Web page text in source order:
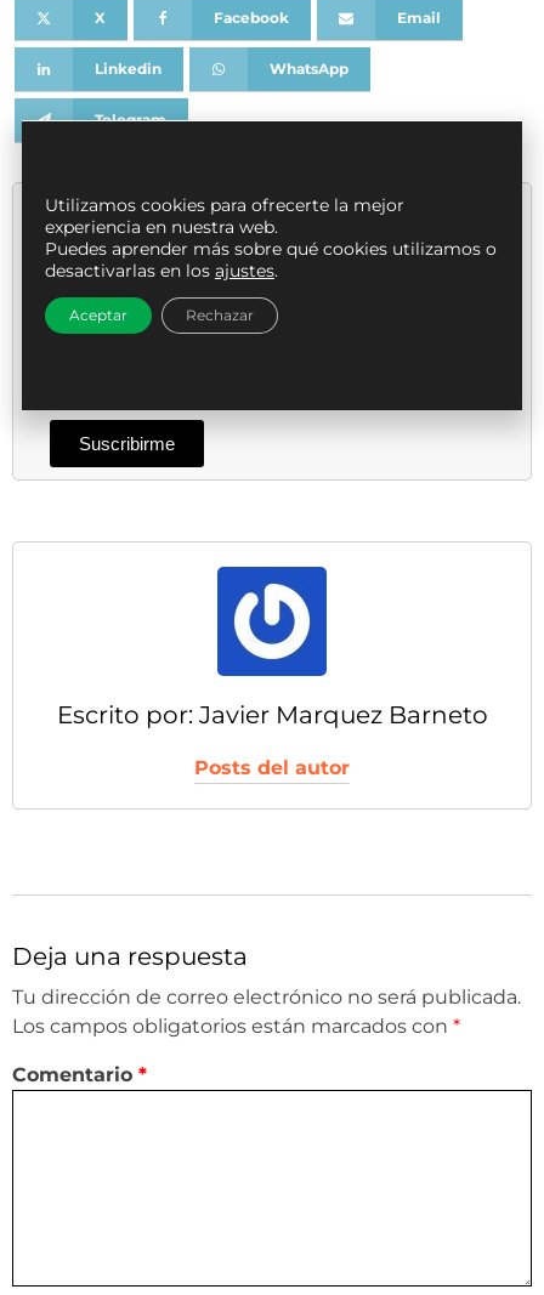
X Facebook Email
Linkedin WhatsApp
Telegram
Newsletter
Se de los primeros en recibir nuestras promociones por correo
electrónico
Email
Suscribirme
Escrito por: Javier Marquez Barneto
Posts del autor
Deja una respuesta
Tu dirección de correo electrónico no será publicada.
Los campos obligatorios están marcados con *
Comentario *
Utilizamos cookies para ofrecerte la mejor
experiencia en nuestra web.
Puedes aprender más sobre qué cookies utilizamos o
desactivarlas en los ajustes.
Aceptar Rechazar